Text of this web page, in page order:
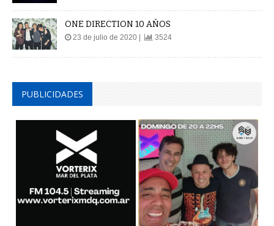
ONE DIRECTION 10 AÑOS
23 de julio de 2020 | 3524
PUBLICIDADES